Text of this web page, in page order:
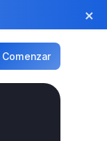
×
Comenzar